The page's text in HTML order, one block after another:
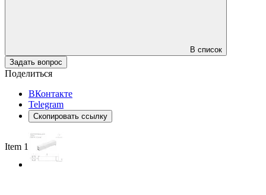
В список
Задать вопрос
Поделиться
ВКонтакте
Telegram
Скопировать ссылку
Item 1 of 2